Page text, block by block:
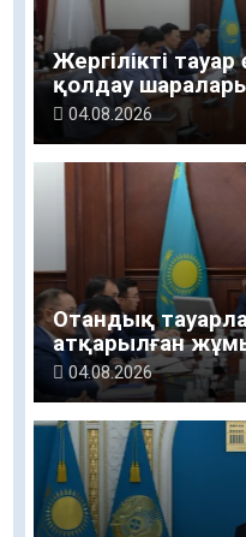
Жергілікті
қолдау
04.08.2026
Отандық
атқарылған
04.08.2026